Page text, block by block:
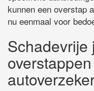
kunnen een overstap
nu eenmaal voor
Schadevrije